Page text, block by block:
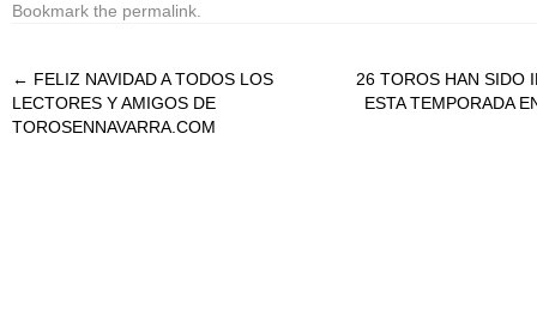
Bookmark the permalink
← FELIZ NAVIDAD A TODOS LOS
LECTORES Y AMIGOS DE
TOROSENNAVARRA.COM
26 TOROS HAN SIDO
ESTA TEMPORADA